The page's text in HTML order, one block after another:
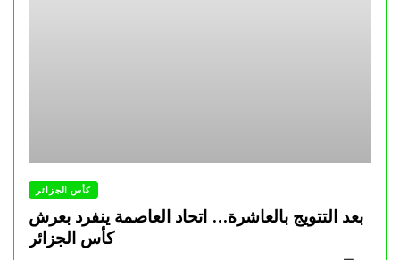
كأس الجزائر
بعد التتويج بالعاشرة… اتحاد العاصمة ينفرد بعرش
كأس الجزائر